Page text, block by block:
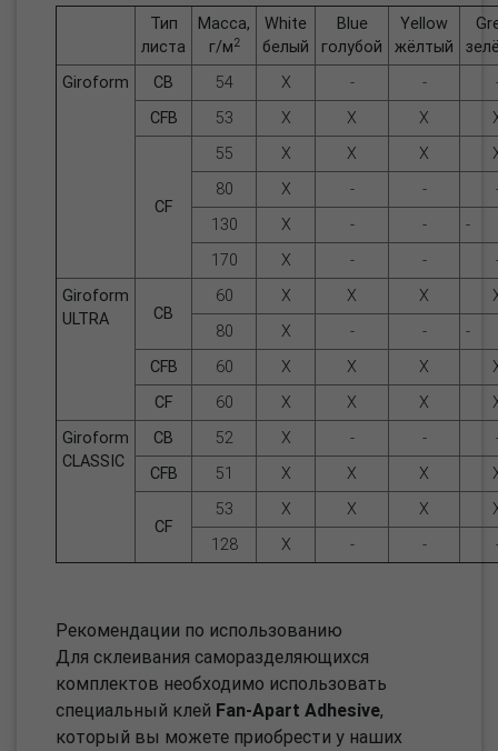
Тип
листа
Масса,
г/м2
White
белый
Blue
голубой
Yellow
жёлтый
Giroform
CB 54 X - -
CFB
53 X X X
CF
55 X X X
80
X - -
130
X - -
-
170
X - -
Giroform
ULTRA
CB
60 X X X
80
X - -
-
CFB
60 X X X
CF
60 X X X
Giroform
CLASSIC
CB 52 X - -
CFB
51 X X X
CF
53 X X X
128
X - -
Рекомендации по использованию
Для склеивания саморазделяющихся
комплектов необходимо использовать
специальный клей Fan-Apart Adhesive,
который вы можете приобрести у наших